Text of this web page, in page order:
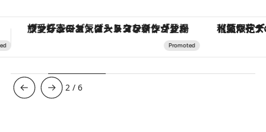
【夏限定ディナーコース】旬を迎える稚鮎や花ズッキーニなどをイタリア・トスカーナの郷土料理の手法で満喫！
3 /6